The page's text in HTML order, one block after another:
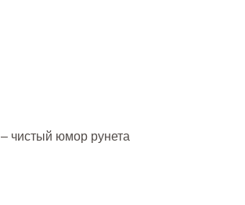
– чистый юмор рунета